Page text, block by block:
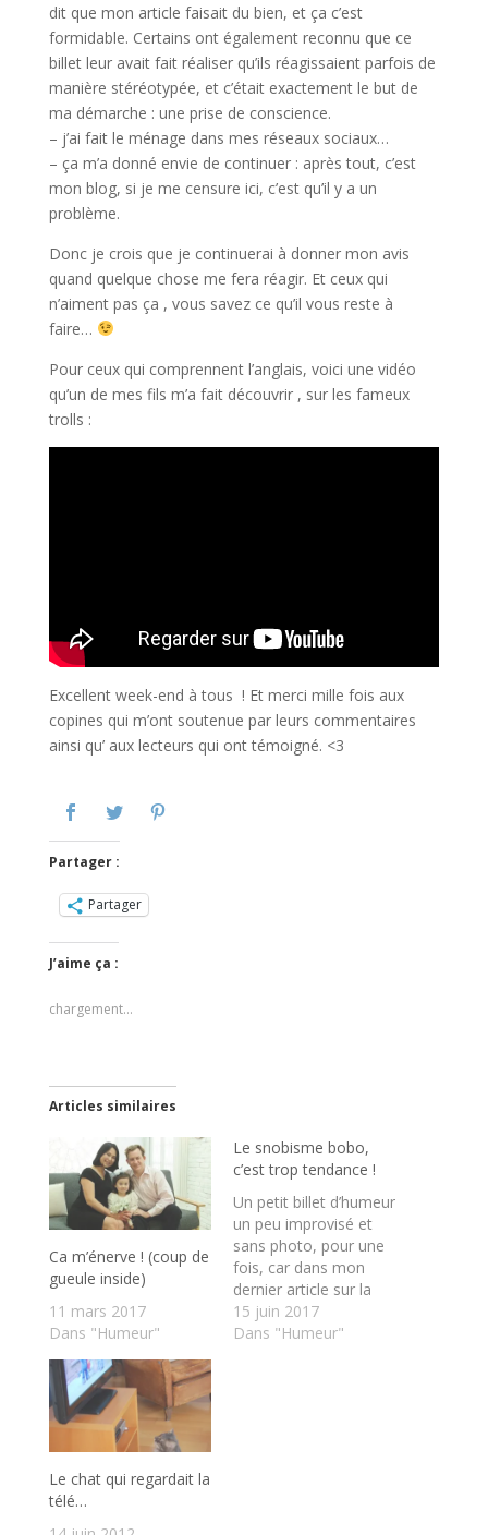
dit que mon article faisait du bien, et ça c’est
formidable. Certains ont également reconnu que ce
billet leur avait fait réaliser qu’ils réagissaient parfois de
manière stéréotypée, et c’était exactement le but de
ma démarche : une prise de conscience.
– j’ai fait le ménage dans mes réseaux sociaux…
– ça m’a donné envie de continuer : après tout, c’est
mon blog, si je me censure ici, c’est qu’il y a un
problème.
Donc je crois que je continuerai à donner mon avis
quand quelque chose me fera réagir. Et ceux qui
n’aiment pas ça , vous savez ce qu’il vous reste à
faire…
Pour ceux qui comprennent l’anglais, voici une vidéo
qu’un de mes fils m’a fait découvrir , sur les fameux
trolls :
Excellent week-end à tous ! Et merci mille fois aux
copines qui m’ont soutenue par leurs commentaires
ainsi qu’ aux lecteurs qui ont témoigné. <3
Partager :
Partager
J’aime ça :
chargement…
Articles similaires
Ca m’énerve ! (coup de
gueule inside)
11 mars 2017
Dans "Humeur"
Le snobisme bobo,
c’est trop tendance !
Un petit billet d’humeur
un peu improvisé et
sans photo, pour une
fois, car dans mon
dernier article sur la
Kermesse des
Jeannettes à Rennes,
15 juin 2017
Dans "Humeur"
Le chat qui regardait la
télé…